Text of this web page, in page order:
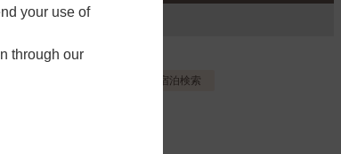
宿泊検索
your use of
through our